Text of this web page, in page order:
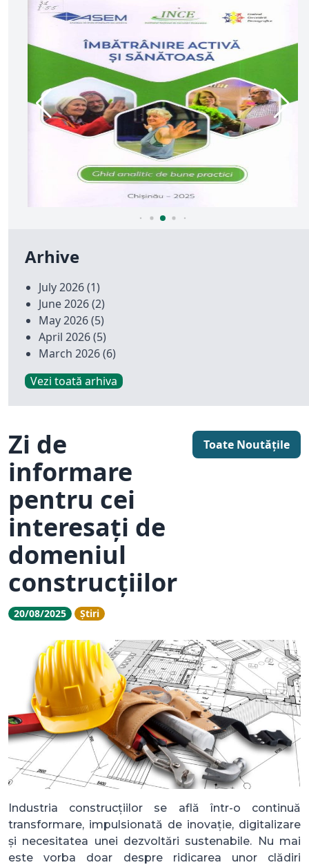
Arhive
July 2026(1)
June 2026(2)
May 2026(5)
April 2026(5)
March 2026(6)
Vezi toată arhiva
Zi de
informare
pentru cei
interesați de
domeniul
construcțiilor
Toate Noutățile
20/08/2025 Știri
Industria construcțiilor se află într-o continuă
transformare, impulsionată de inovație, digitalizare
și necesitatea unei dezvoltări sustenabile. Nu mai
este vorba doar despre ridicarea unor clădiri